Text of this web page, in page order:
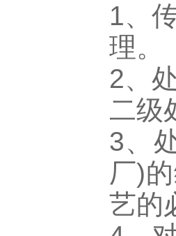
1、
理。
2、
二级
3、
厂)
艺的